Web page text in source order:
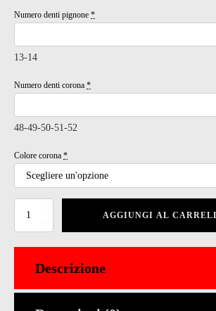
Numero denti pignone *
13-14
Numero denti corona *
48-49-50-51-52
Colore corona *
quantità
AGGIUNGI AL
Descrizione